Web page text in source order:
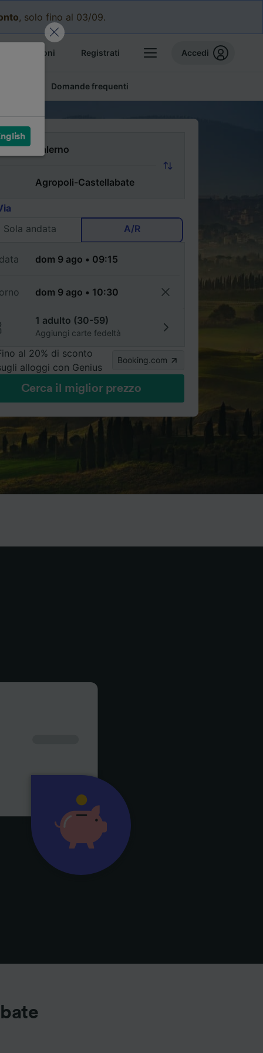
, solo fino al 03/09.
prenotazioni Registrati Accedi
Domande frequenti
Sola andata
A/R
1 adulto (30-59)
Aggiungi carte fedeltà
al 20% di sconto
alloggi con Genius
Booking.com
Cerca il miglior prezzo